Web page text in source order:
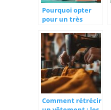
Pourquoi opter
pour un très
de cours avec
compartiment
laptop en 2024 ?
Comment rétrécir